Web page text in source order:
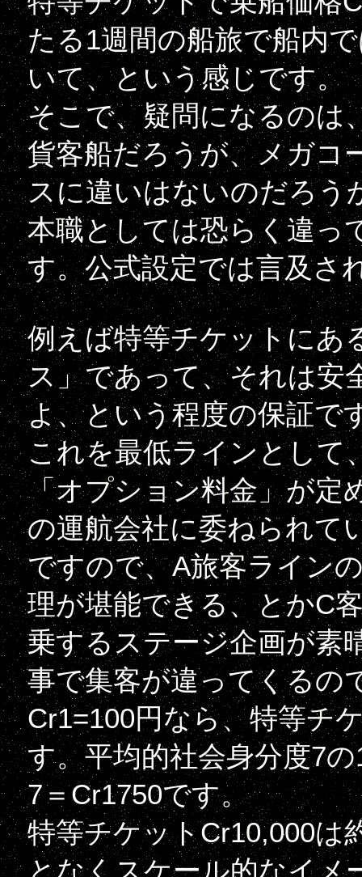
たる1週間の船旅で船内
いて、という感じです。
そこで、疑問になるのは
貨客船だろうが、メガコ
スに違いはないのだろう
本職としては恐らく違っ
す。公式設定では言及さ
例えば特等チケットにあ
ス」であって、それは安
よ、という程度の保証で
これを最低ラインとして
「オプション料金」が定
の運航会社に委ねられて
ですので、A旅客ライン
理が堪能できる、とかC
乗するステージ企画が素
事で集客が違ってくるの
Cr1=100円なら、特等チ
す。平均的社会身分度7
7＝Cr1750です。
特等チケットCr10,000は
となくスケール的なイメ